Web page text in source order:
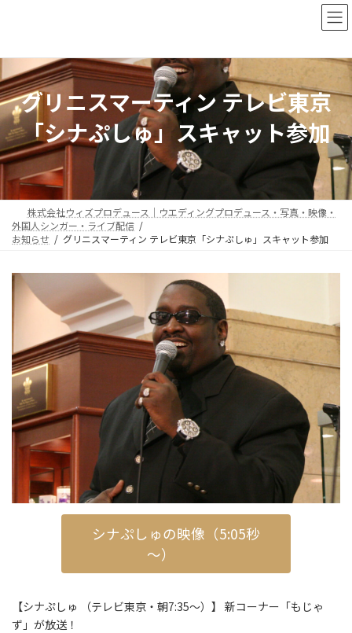
ン
へ
ス
キ
ッ
プ
ー
ョ
ン
に
移
動
グリニスマーティン テレビ東京
「シナぷしゅ」スキャット参加
株式会社ウィズプロデュース｜ウエディングプロデュース・写真・映像・
外国人シンガー・ライブ配信
お知らせ
グリニスマーティン テレビ東京「シナぷしゅ」スキャット参加
シナぷしゅの映像（5:05秒
～）
【シナぷしゅ （テレビ東京・朝7:35〜）】 新コーナー「もじゃ
ず」が放送！